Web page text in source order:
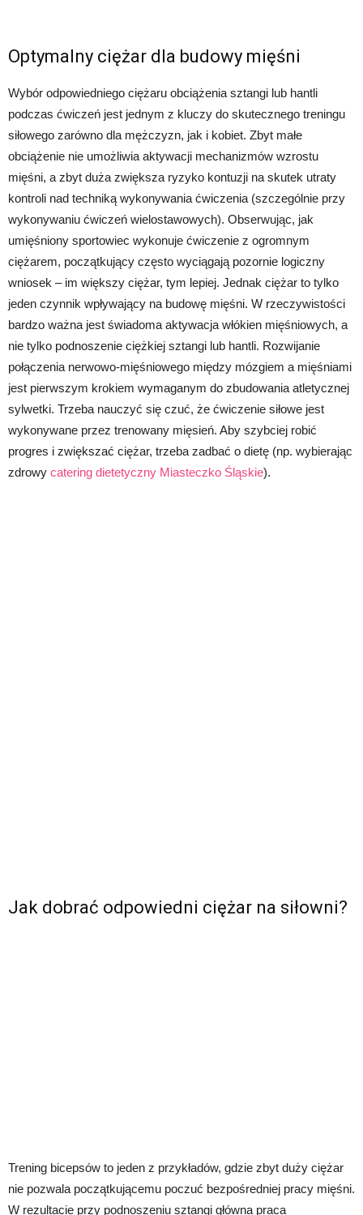
Optymalny ciężar dla budowy mięśni
Wybór odpowiedniego ciężaru obciążenia sztangi lub hantli
podczas ćwiczeń jest jednym z kluczy do skutecznego treningu
siłowego zarówno dla mężczyzn, jak i kobiet. Zbyt małe
obciążenie nie umożliwia aktywacji mechanizmów wzrostu
mięśni, a zbyt duża zwiększa ryzyko kontuzji na skutek utraty
kontroli nad techniką wykonywania ćwiczenia (szczególnie przy
wykonywaniu ćwiczeń wielostawowych). Obserwując, jak
umięśniony sportowiec wykonuje ćwiczenie z ogromnym
ciężarem, początkujący często wyciągają pozornie logiczny
wniosek – im większy ciężar, tym lepiej. Jednak ciężar to tylko
jeden czynnik wpływający na budowę mięśni. W rzeczywistości
bardzo ważna jest świadoma aktywacja włókien mięśniowych, a
nie tylko podnoszenie ciężkiej sztangi lub hantli. Rozwijanie
połączenia nerwowo-mięśniowego między mózgiem a mięśniami
jest pierwszym krokiem wymaganym do zbudowania atletycznej
sylwetki. Trzeba nauczyć się czuć, że ćwiczenie siłowe jest
wykonywane przez trenowany mięsień. Aby szybciej robić
progres i zwiększać ciężar, trzeba zadbać o dietę (np. wybierając
zdrowy catering dietetyczny Miasteczko Śląskie).
Jak dobrać odpowiedni ciężar na siłowni?
Trening bicepsów to jeden z przykładów, gdzie zbyt duży ciężar
nie pozwala początkującemu poczuć bezpośredniej pracy mięśni.
W rezultacie przy podnoszeniu sztangi główna praca